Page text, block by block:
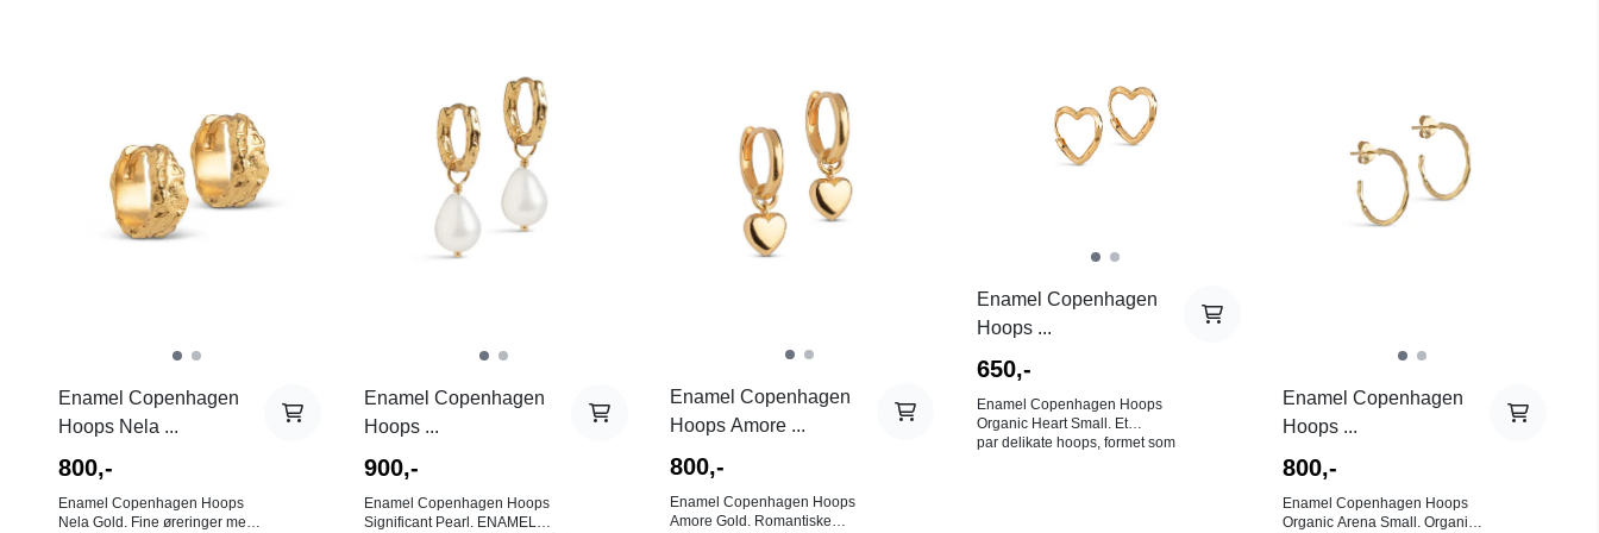
Enamel Copenhagen
Hoops Nela ...
800,-
Enamel Copenhagen Hoops
Nela Gold. Fine øreringer med
Enamel Copenhagen
Hoops ...
900,-
Enamel Copenhagen Hoops
Significant Pearl. ENAMEL
Enamel Copenhagen
Hoops Amore ...
800,-
Enamel Copenhagen Hoops
Amore Gold. Romantiske
Enamel Copenhagen
Hoops ...
650,-
Enamel Copenhagen Hoops
Organic Heart Small. Et
par delikate hoops, formet som
Enamel Copenhagen
Hoops ...
800,-
Enamel Copenhagen Hoops
Organic Arena Small. Organic